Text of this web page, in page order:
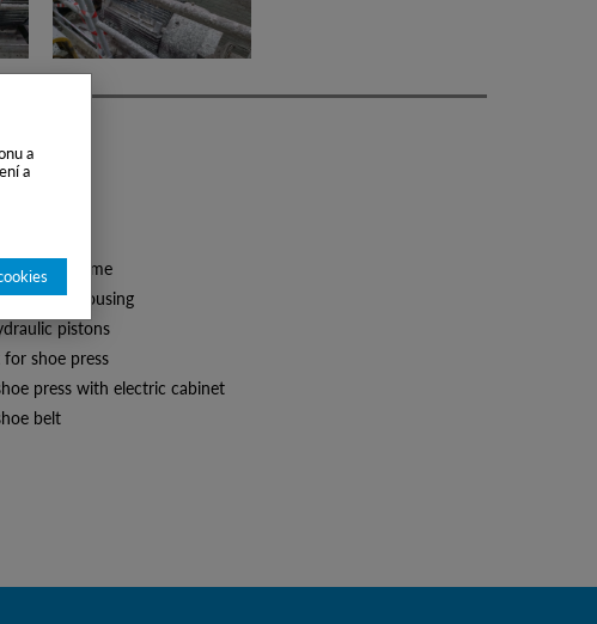
a
a
with its frame
bearing housing
pistons
shoe press
press with electric cabinet
belt